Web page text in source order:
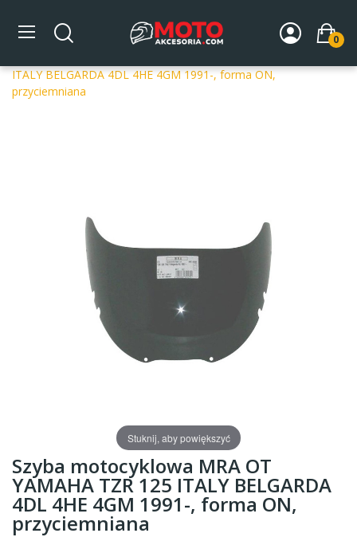
0
Strona główna DLA MOTOCYKLA Szyby
Szyby
ITALY BELGARDA 4DL 4HE 4GM 1991-, forma ON,
przyciemniana
Stuknij, aby powiększyć
Szyba motocyklowa MRA OT
YAMAHA TZR 125 ITALY BELGARDA
4DL 4HE 4GM 1991-, forma ON,
przyciemniana